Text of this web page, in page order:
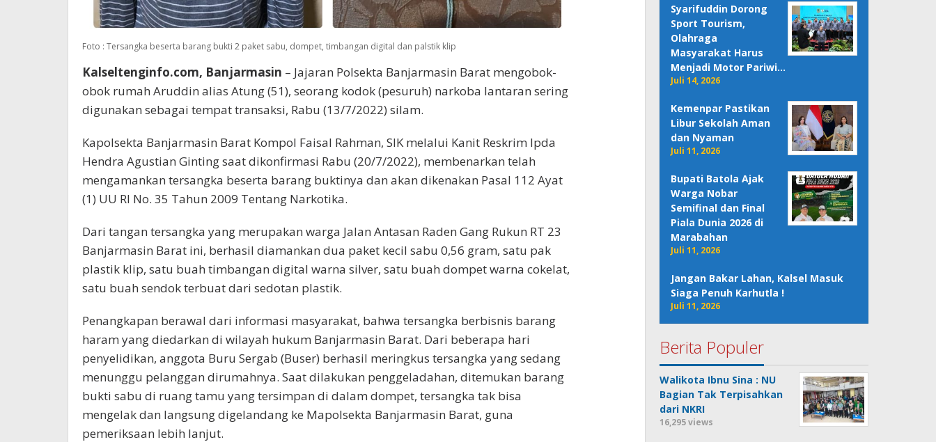
Foto : Tersangka beserta barang bukti 2 paket sabu, dompet, timbangan digital dan palstik klip
Kalseltenginfo.com, Banjarmasin – Jajaran Polsekta Banjarmasin Barat mengobok-
obok rumah Aruddin alias Atung (51), seorang kodok (pesuruh) narkoba lantaran sering
digunakan sebagai tempat transaksi, Rabu (13/7/2022) silam.
Kapolsekta Banjarmasin Barat Kompol Faisal Rahman, SIK melalui Kanit Reskrim Ipda
Hendra Agustian Ginting saat dikonfirmasi Rabu (20/7/2022), membenarkan telah
mengamankan tersangka beserta barang buktinya dan akan dikenakan Pasal 112 Ayat
(1) UU RI No. 35 Tahun 2009 Tentang Narkotika.
Dari tangan tersangka yang merupakan warga Jalan Antasan Raden Gang Rukun RT 23
Banjarmasin Barat ini, berhasil diamankan dua paket kecil sabu 0,56 gram, satu pak
plastik klip, satu buah timbangan digital warna silver, satu buah dompet warna cokelat,
satu buah sendok terbuat dari sedotan plastik.
Penangkapan berawal dari informasi masyarakat, bahwa tersangka berbisnis barang
haram yang diedarkan di wilayah hukum Banjarmasin Barat. Dari beberapa hari
penyelidikan, anggota Buru Sergab (Buser) berhasil meringkus tersangka yang sedang
menunggu pelanggan dirumahnya. Saat dilakukan penggeladahan, ditemukan barang
bukti sabu di ruang tamu yang tersimpan di dalam dompet, tersangka tak bisa
mengelak dan langsung digelandang ke Mapolsekta Banjarmasin Barat, guna
pemeriksaan lebih lanjut.
Syarifuddin Dorong
Sport Tourism,
Olahraga
Masyarakat Harus
Menjadi Motor Pariwi…
Juli 14, 2026
Kemenpar Pastikan
Libur Sekolah Aman
dan Nyaman
Juli 11, 2026
Bupati Batola Ajak
Warga Nobar
Semifinal dan Final
Piala Dunia 2026 di
Marabahan
Juli 11, 2026
Jangan Bakar Lahan, Kalsel Masuk
Siaga Penuh Karhutla !
Juli 11, 2026
Berita Populer
Walikota Ibnu Sina : NU
Bagian Tak Terpisahkan
dari NKRI
16,295 views